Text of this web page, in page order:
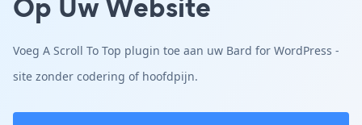
Voeg A Scroll To Top plugin toe aan uw Bard for WordPress -
site zonder codering of hoofdpijn.